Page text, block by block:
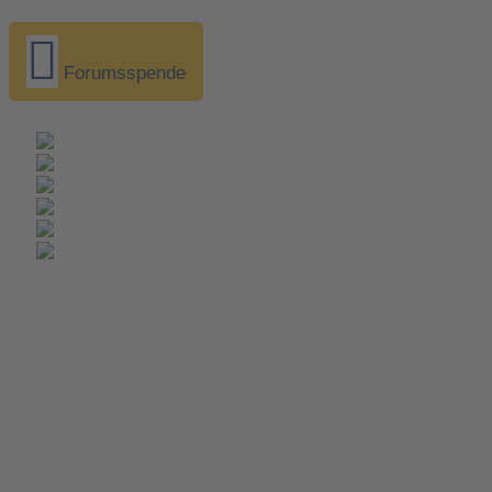
Forumsspende